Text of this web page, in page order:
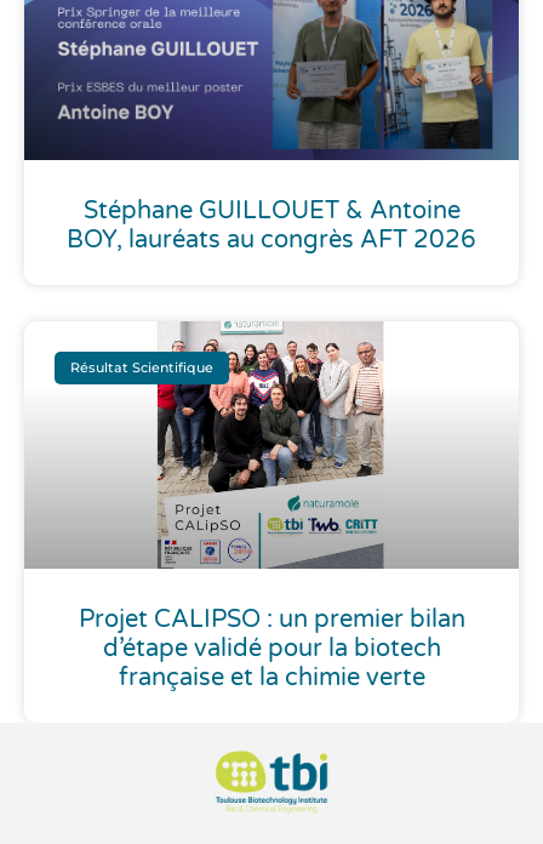
Stéphane GUILLOUET & Antoine
BOY, lauréats au congrès AFT 2026
Résultat Scientifique
Projet CALIPSO : un premier bilan
d’étape validé pour la biotech
française et la chimie verte